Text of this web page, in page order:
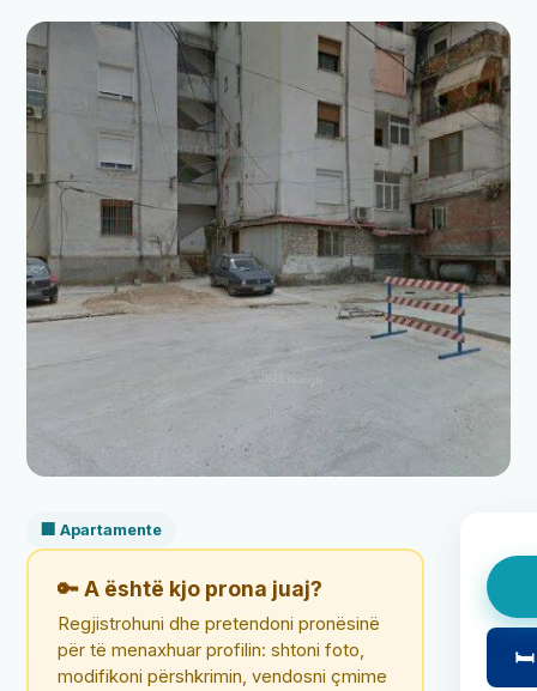
🏢 Apartamente
🔑 A është kjo prona juaj?
Regjistrohuni dhe pretendoni pronësinë
për të menaxhuar profilin: shtoni foto,
modifikoni përshkrimin, vendosni çmime
🛏